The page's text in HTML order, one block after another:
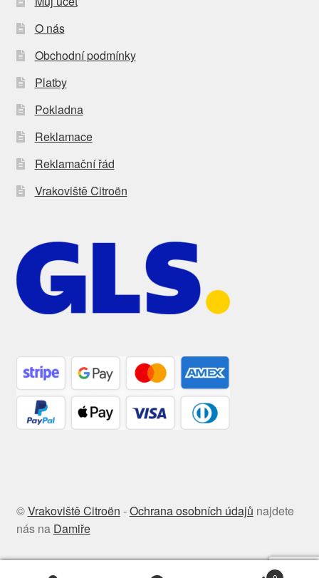
O nás
Obchodní podmínky
Platby
Pokladna
Reklamace
Reklamační řád
Vrakoviště Citroën
©Vrakoviště Citroën -Ochrana osobních údajů najdete
nás na Damiře